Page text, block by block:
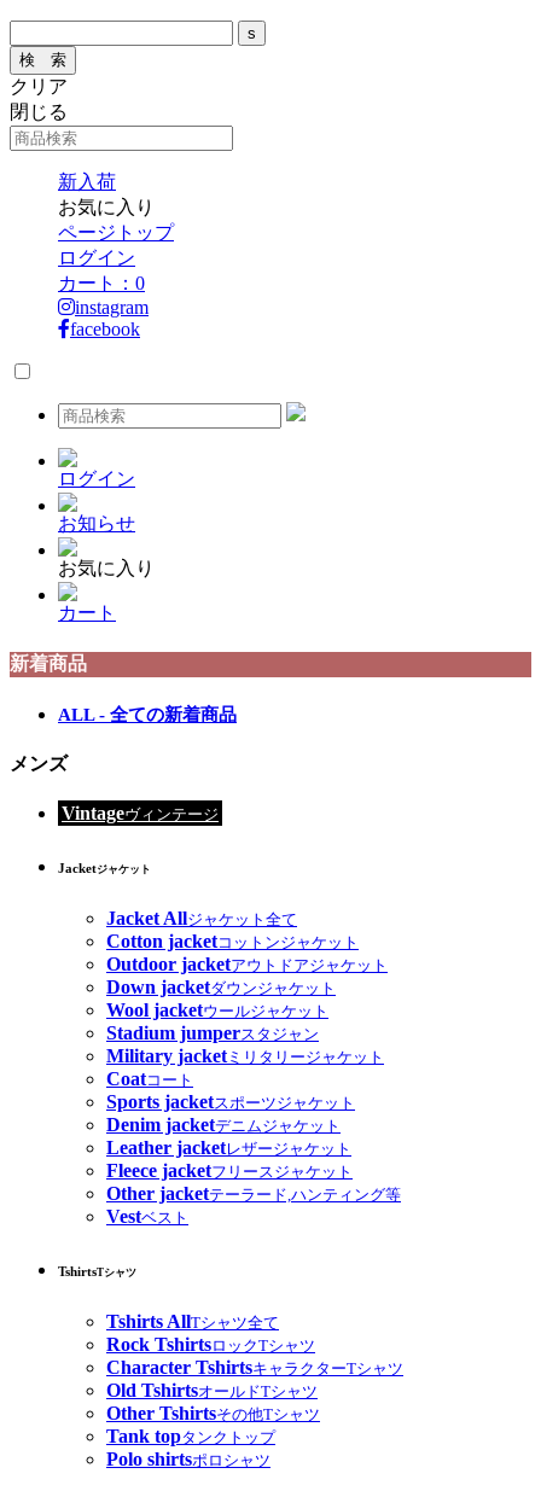
クリア
閉じる
新入荷
お気に入り
ページトップ
ログイン
カート： 0
instagram
facebook
ログイン
お知らせ
お気に入り
カート
新着商品
ALL - 全ての新着商品
メンズ
Vintageヴィンテージ
Jacketジャケット
Jacket Allジャケット全て
Cotton jacketコットンジャケット
Outdoor jacketアウトドアジャケット
Down jacketダウンジャケット
Wool jacketウールジャケット
Stadium jumperスタジャン
Military jacketミリタリージャケット
Coatコート
Sports jacketスポーツジャケット
Denim jacketデニムジャケット
Leather jacketレザージャケット
Fleece jacketフリースジャケット
Other jacketテーラード,ハンティング等
Vestベスト
TshirtsTシャツ
Tshirts AllTシャツ全て
Rock TshirtsロックTシャツ
Character TshirtsキャラクターTシャツ
Old TshirtsオールドTシャツ
Other Tshirtsその他Tシャツ
Tank topタンクトップ
Polo shirtsポロシャツ